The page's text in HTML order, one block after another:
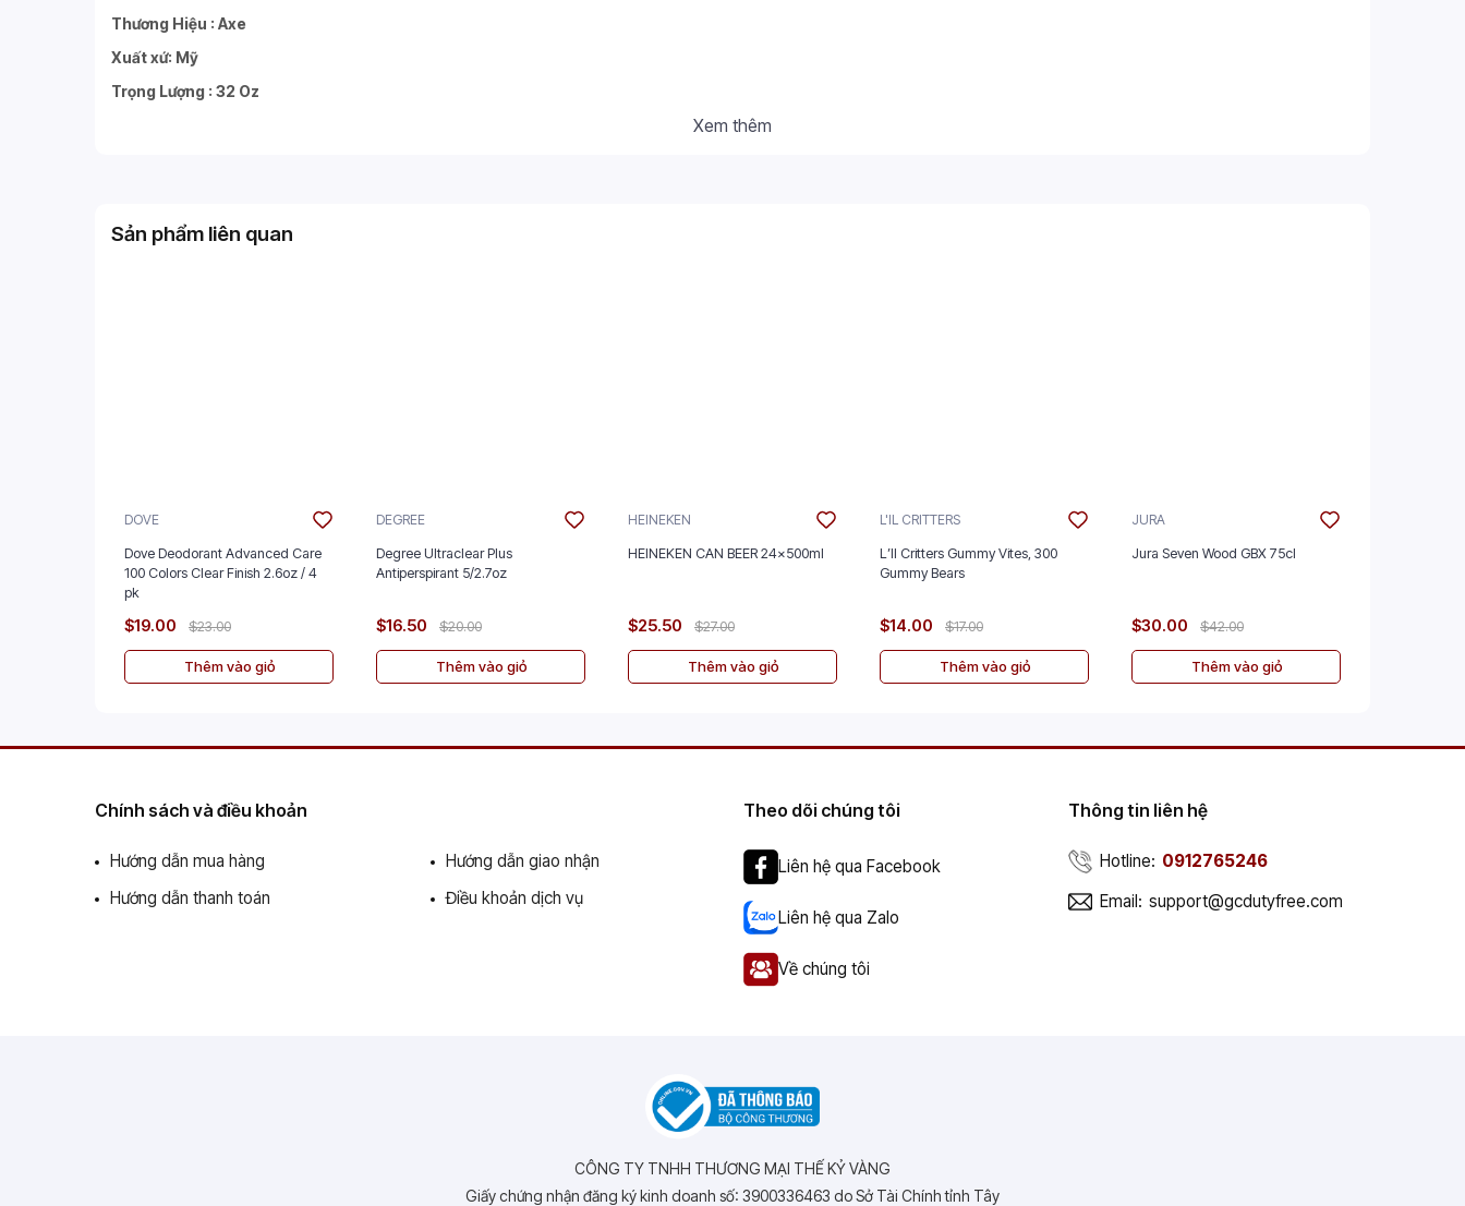
Thương Hiệu : Axe
Xuất xứ: Mỹ
Trọng Lượng : 32 Oz
Xem thêm
Sản phẩm liên quan
DOVE
Dove Deodorant Advanced Care
100 Colors Clear Finish 2.6oz / 4
pk
$19.00 $23.00
Thêm vào giỏ
DEGREE
Degree Ultraclear Plus
Antiperspirant 5/2.7oz
$16.50 $20.00
Thêm vào giỏ
HEINEKEN
HEINEKEN CAN BEER 24x500ml
$25.50 $27.00
Thêm vào giỏ
L'IL CRITTERS
L’Il Critters Gummy Vites, 300
Gummy Bears
$14.00 $17.00
Thêm vào giỏ
JURA
Jura Seven Wood GBX 75cl
$30.00 $42.00
Thêm vào giỏ
Chính sách và điều khoản
Hướng dẫn mua hàng
Hướng dẫn thanh toán
Hướng dẫn giao nhận
Điều khoản dịch vụ
Theo dõi chúng tôi
Liên hệ qua Facebook
Liên hệ qua Zalo
Về chúng tôi
Thông tin liên hệ
Hotline: 0912765246
Email: support@gcdutyfree.com
CÔNG TY TNHH THƯƠNG MẠI THẾ KỶ VÀNG
Giấy chứng nhận đăng ký kinh doanh số: 3900336463 do Sở Tài Chính tỉnh Tây